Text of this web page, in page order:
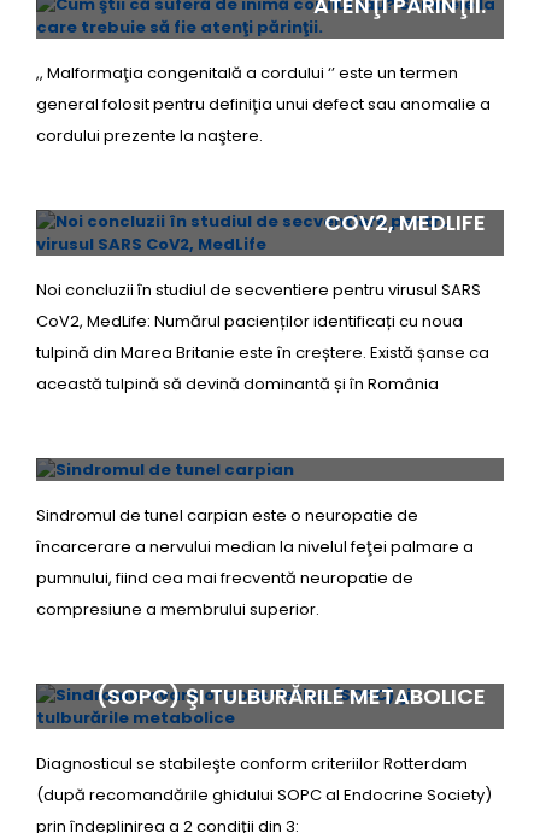
,, Malformaţia congenitală a cordului ‘’ este un termen
general folosit pentru definiţia unui defect sau anomalie a
cordului prezente la naştere.
COV2, MEDLIFE
Noi concluzii în studiul de secventiere pentru virusul SARS
CoV2, MedLife: Numărul pacienților identificați cu noua
tulpină din Marea Britanie este în creștere. Există șanse ca
această tulpină să devină dominantă și în România
Sindromul de tunel carpian este o neuropatie de
încarcerare a nervului median la nivelul feţei palmare a
pumnului, fiind cea mai frecventă neuropatie de
compresiune a membrului superior.
(SOPC) ŞI TULBURĂRILE METABOLICE
Diagnosticul se stabileşte conform criteriilor Rotterdam
(după recomandările ghidului SOPC al Endocrine Society)
prin îndeplinirea a 2 condiţii din 3: